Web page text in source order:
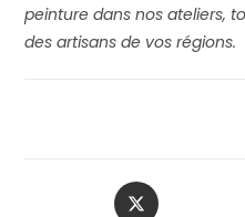
peinture dans nos ateliers,
des artisans de vos régions.